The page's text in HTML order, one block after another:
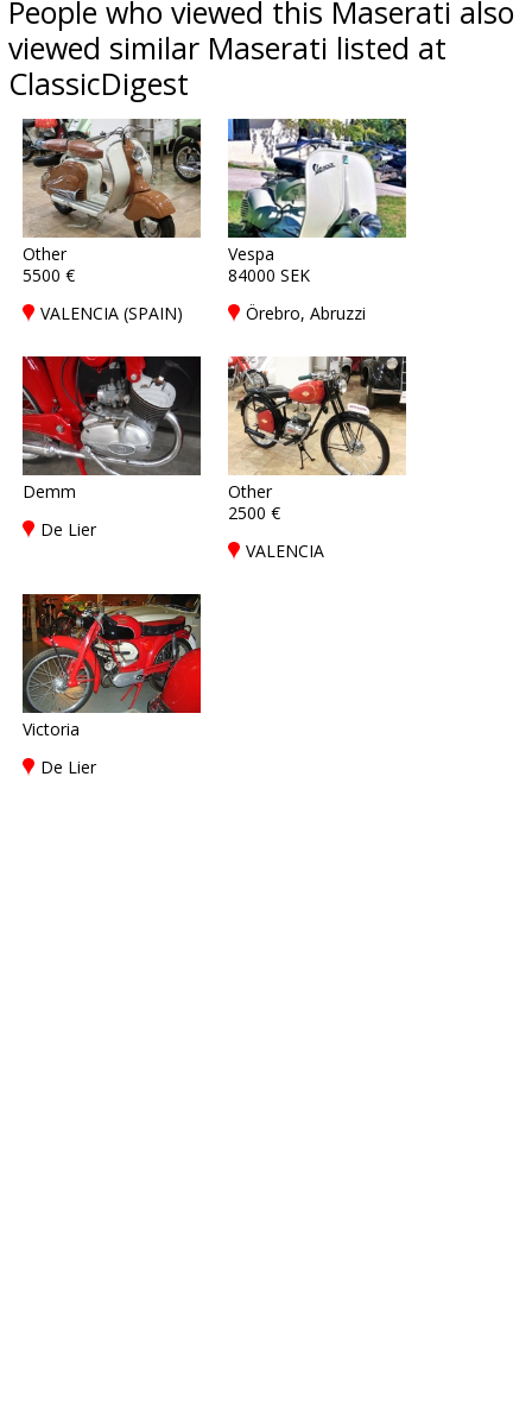
People who viewed this Maserati also
viewed similar Maserati listed at
ClassicDigest
Other
5500 €
VALENCIA (SPAIN)
Vespa
84000 SEK
Örebro, Abruzzi
Demm
De Lier
Other
2500 €
VALENCIA
Victoria
De Lier